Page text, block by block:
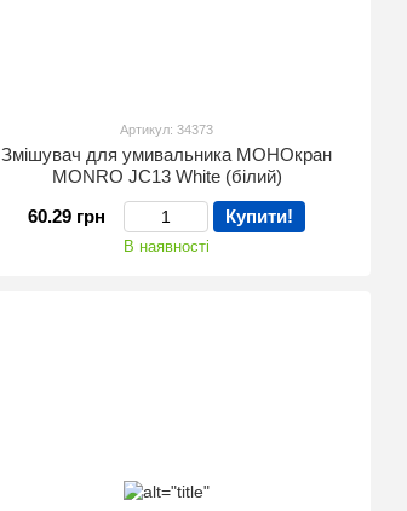
Артикул: 34373
Змішувач для умивальника МОНОкран
MONRO JC13 White (білий)
60.29 грн
Купити!
В наявності